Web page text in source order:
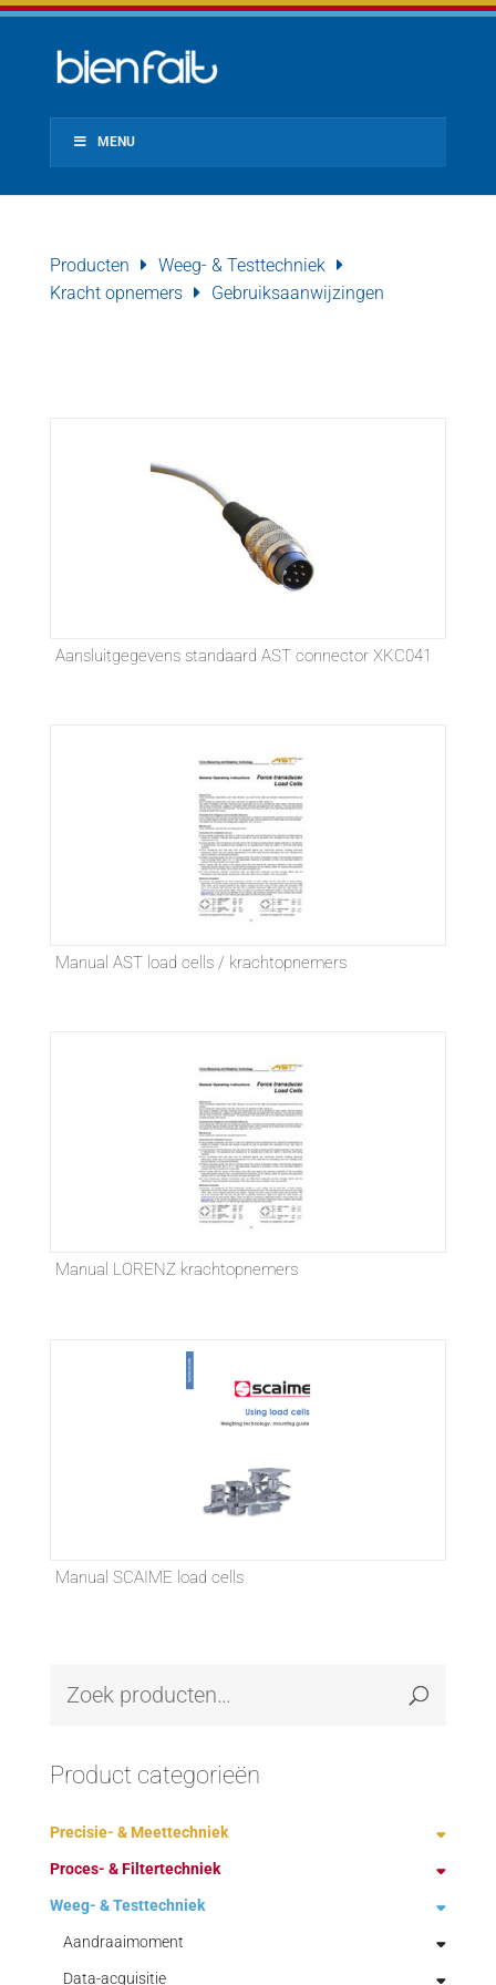
MENU
Producten
Weeg- & Testtechniek
Kracht opnemers
Gebruiksaanwijzingen
Aansluitgegevens standaard AST connector XKC041
Manual AST load cells / krachtopnemers
Manual LORENZ krachtopnemers
Manual SCAIME load cells
Product categorieën
Precisie- & Meettechniek
Demagnetiseren
Fabrikanten
Handmeetgereedschap
Hoge toeren, boor-graveer-frees-slijp motoren
Proces- & Filtertechniek
Ontstoffing technologie
Bulkbelading
Mechanisch gereinigde filters
Procestechniek
blister- en kartonneermachines
Verpakkingstechniek
Weeg- & Testtechniek
Aandraaimoment
CapStar
Data-acquisitie